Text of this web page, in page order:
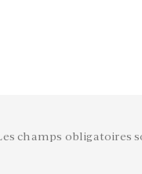
champs obligatoires